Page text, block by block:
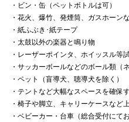
・ビン・缶（ペットボトルは可）
・花火、爆竹、発煙筒、ガスホーン
・紙ふぶき･紙テープ
・太鼓以外の楽器と鳴り物
・レーザーポインタ、ホイッスル等
・サッカーボールなどのボール類（
・ペット（盲導犬、聴導犬を除く）
・テントなど大幅なスペースを確保
・椅子や脚立、キャリーケースなど
・ベビーカー・台車（総合受付にて